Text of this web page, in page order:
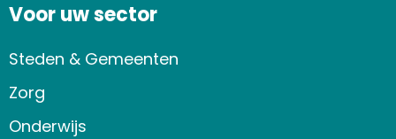
Voor uw sector
Steden & Gemeenten
Zorg
Onderwijs